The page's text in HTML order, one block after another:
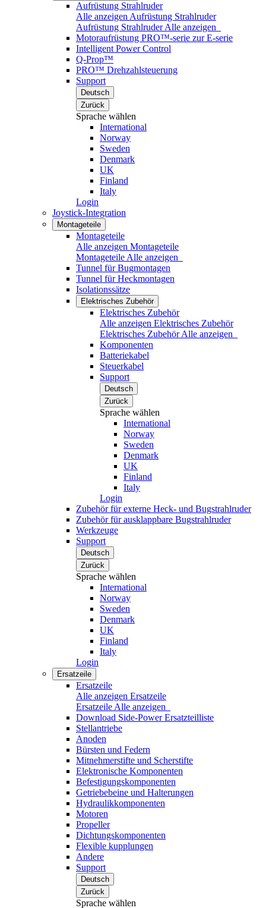
Aufrüstung Strahlruder
Alle anzeigen Aufrüstung Strahlruder
Aufrüstung StrahlruderAlle anzeigen
Motoraufrüstung PRO™-serie zur E-serie
Intelligent Power Control
Q-Prop™
PRO™ Drehzahlsteuerung
Support
Deutsch
Zurück
Sprache wählen
International
Norway
Sweden
Denmark
UK
Finland
Italy
Login
Joystick-Integration
Montageteile
Montageteile
Alle anzeigen Montageteile
Montageteile Alle anzeigen
Tunnel für Bugmontagen
Tunnel für Heckmontagen
Isolationssätze
Elektrisches Zubehör
Elektrisches Zubehör
Alle anzeigen Elektrisches Zubehör
Elektrisches ZubehörAlle anzeigen
Komponenten
Batteriekabel
Steuerkabel
Support
Deutsch
Zurück
Sprache wählen
International
Norway
Sweden
Denmark
UK
Finland
Italy
Login
Zubehör für externe Heck- und Bugstrahlruder
Zubehör für ausklappbare Bugstrahlruder
Werkzeuge
Support
Deutsch
Zurück
Sprache wählen
International
Norway
Sweden
Denmark
UK
Finland
Italy
Login
Ersatzeile
Ersatzeile
Alle anzeigen Ersatzeile
Ersatzeile Alle anzeigen
Download Side-Power Ersatzteilliste
Stellantriebe
Anoden
Bürsten und Federn
Mitnehmerstifte und Scherstifte
Elektronische Komponenten
Befestigungskomponenten
Getriebebeine und Halterungen
Hydraulikkomponenten
Motoren
Propeller
Dichtungskomponenten
Flexible kupplungen
Andere
Support
Deutsch
Zurück
Sprache wählen